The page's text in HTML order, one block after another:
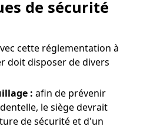
de sécurité
cette réglementation à
doit disposer de divers
: afin de prévenir
le siège devrait
de sécurité et d'un